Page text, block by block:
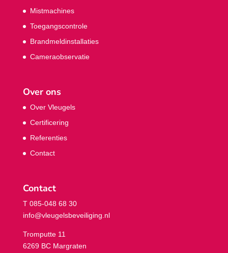
Mistmachines
Toegangscontrole
Brandmeldinstallaties
Cameraobservatie
Over ons
Over Vleugels
Certificering
Referenties
Contact
Contact
T 085-048 68 30
info@vleugelsbeveiliging.nl
Tromputte 11
6269 BC Margraten